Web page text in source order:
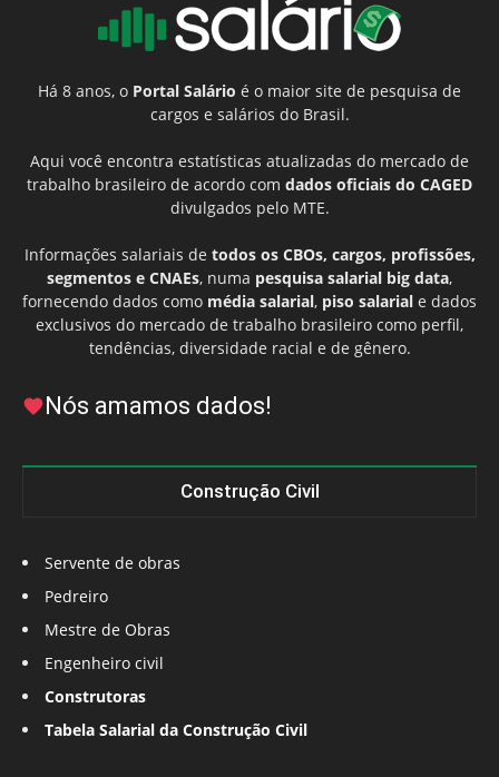
Há 8 anos, o Portal Salário é o maior site de pesquisa de
cargos e salários do Brasil.
Aqui você encontra estatísticas atualizadas do mercado de
trabalho brasileiro de acordo com dados oficiais do CAGED
divulgados pelo MTE.
Informações salariais de todos os CBOs, cargos, profissões,
segmentos e CNAEs, numa pesquisa salarial big data,
fornecendo dados como média salarial, piso salarial e dados
exclusivos do mercado de trabalho brasileiro como perfil,
tendências, diversidade racial e de gênero.
Nós amamos dados!
Construção Civil
Servente de obras
Pedreiro
Mestre de Obras
Engenheiro civil
Construtoras
Tabela Salarial da Construção Civil